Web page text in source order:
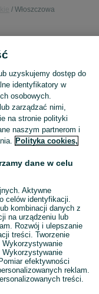
Włoszczowa
Masz coś, czego już nie potrzebujesz? Wejdź na OLX, dodaj ofertę w kategorii Oddam za darmo i oddaj swój przedmiot za darmo! - Włoszczowa i okolice! Zobacz
uzyskujemy dostęp do
identyfikatory w
osobowych.
zarządzać nimi,
na stronie polityki
naszym partnerom i
Polityka cookies,
dane w celu
Aktywne
celów identyfikacji.
kombinacji danych z
na urządzeniu lub
Rozwój i ulepszanie
treści. Tworzenie
efektywności
reklam.
treści.